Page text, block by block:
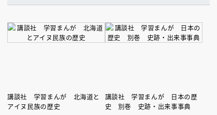
講談社 学習まんが 北海道と
アイヌ民族の歴史
講談社 学習まんが 日本の歴
史 別巻 史跡・出来事事典